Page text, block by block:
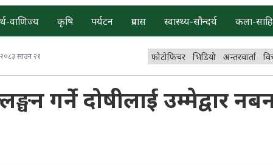
वाणिज्य कृषि पर्यटन प्रवास स्वास्थ्य-सौन्दर्य कला-
२०८३ साउन २१ फोटोफिचर भिडियो अन्तरवार्ता
गर्ने दोषीलाई उम्मेद्वार